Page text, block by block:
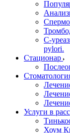
С-
pylori.
Стационар
Услуги в
Хоум